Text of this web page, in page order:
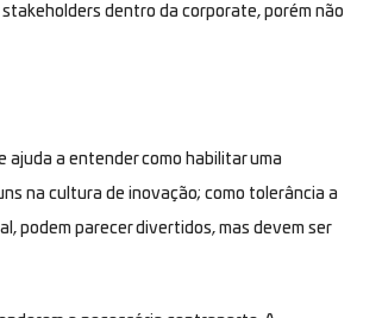
dentro da corporate, porém não
ajuda a entender como habilitar uma
na cultura de inovação; como tolerância a
podem parecer divertidos, mas devem ser